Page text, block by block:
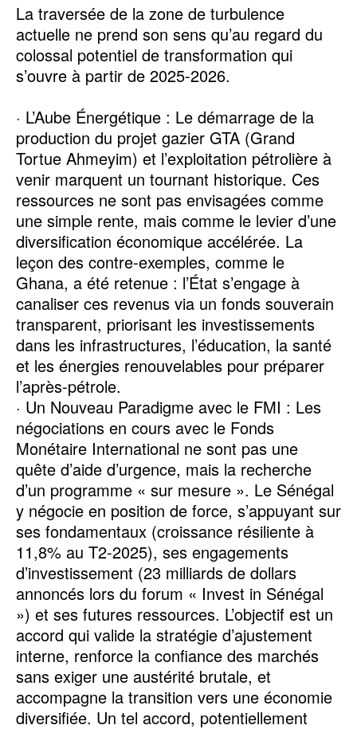
La traversée de la zone de turbulence
actuelle ne prend son sens qu’au regard du
colossal potentiel de transformation qui
s’ouvre à partir de 2025-2026.
· L’Aube Énergétique : Le démarrage de la
production du projet gazier GTA (Grand
Tortue Ahmeyim) et l’exploitation pétrolière à
venir marquent un tournant historique. Ces
ressources ne sont pas envisagées comme
une simple rente, mais comme le levier d’une
diversification économique accélérée. La
leçon des contre-exemples, comme le
Ghana, a été retenue : l’État s’engage à
canaliser ces revenus via un fonds souverain
transparent, priorisant les investissements
dans les infrastructures, l’éducation, la santé
et les énergies renouvelables pour préparer
l’après-pétrole.
· Un Nouveau Paradigme avec le FMI : Les
négociations en cours avec le Fonds
Monétaire International ne sont pas une
quête d’aide d’urgence, mais la recherche
d’un programme « sur mesure ». Le Sénégal
y négocie en position de force, s’appuyant sur
ses fondamentaux (croissance résiliente à
11,8% au T2-2025), ses engagements
d’investissement (23 milliards de dollars
annoncés lors du forum « Invest in Sénégal
») et ses futures ressources. L’objectif est un
accord qui valide la stratégie d’ajustement
interne, renforce la confiance des marchés
sans exiger une austérité brutale, et
accompagne la transition vers une économie
diversifiée. Un tel accord, potentiellement